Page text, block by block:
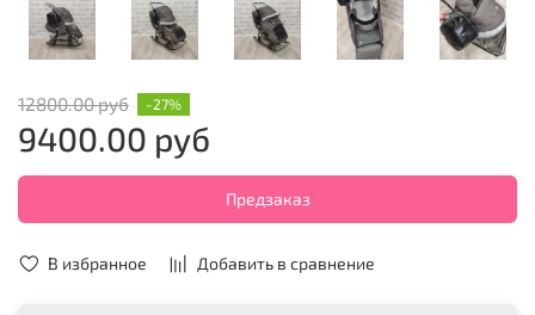
В избранное Добавить в сравнение
12800.00 руб
9400.00 руб
-27%
Предзаказ